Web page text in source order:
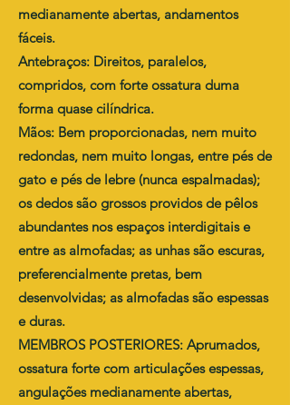
medianamente abertas, andamentos
fáceis.
Antebraços: Direitos, paralelos,
compridos, com forte ossatura duma
forma quase cilíndrica.
Mãos: Bem proporcionadas, nem muito
redondas, nem muito longas, entre pés de
gato e pés de lebre (nunca espalmadas);
os dedos são grossos providos de pêlos
abundantes nos espaços interdigitais e
entre as almofadas; as unhas são escuras,
preferencialmente pretas, bem
desenvolvidas; as almofadas são espessas
e duras.
MEMBROS POSTERIORES: Aprumados,
ossatura forte com articulações espessas,
angulações medianamente abertas,